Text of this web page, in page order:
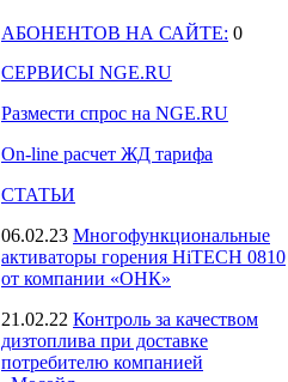
АБОНЕНТОВ НА САЙТЕ: 0
СЕРВИСЫ NGE.RU
Размести спрос на NGE.RU
On-line расчет ЖД тарифа
СТАТЬИ
06.02.23 Многофункциональные
активаторы горения HiTECH 0810
от компании «ОНК»
21.02.22 Контроль за качеством
дизтоплива при доставке
потребителю компанией